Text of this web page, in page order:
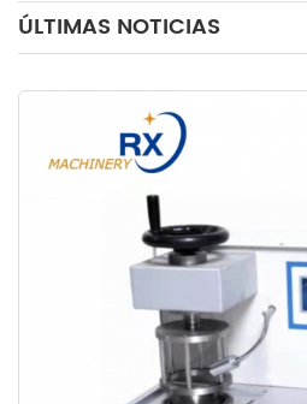
ÚLTIMAS NOTICIAS